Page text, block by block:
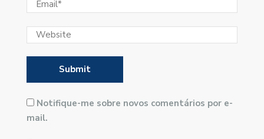
Notifique-me sobre novos comentários por e-
mail.